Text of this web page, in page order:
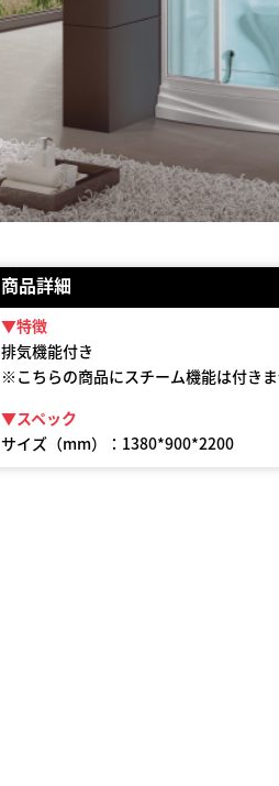
商品詳細
▼特徴
排気機能付き
※こちらの商品にスチーム機能は付きま
▼スペック
サイズ（mm）：1380*900*2200